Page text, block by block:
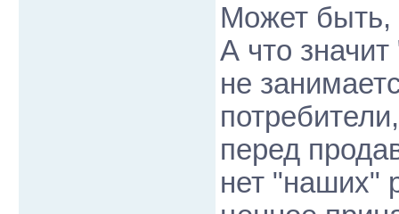
Может быть,
А что
не
перед
нет "наших"